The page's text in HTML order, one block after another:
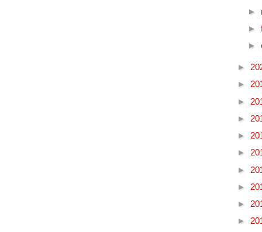
►
►
►
►
►
►
►
►
►
►
►
►
►